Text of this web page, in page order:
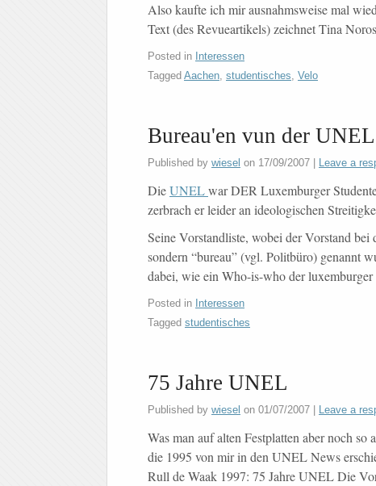
Also kaufte ich mir ausnahmsweise mal
Text (des Revueartikels) zeichnet Tina
Posted in Interessen
Tagged Aachen, studentisches, Velo
Bureau'en vun der
Published by wiesel on 17/09/2007 Leave a
DieUNELwar DER Luxemburger
zerbrach er leider an ideologischen
Seine Vorstandliste, wobei der Vorstand bei
sondern “bureau” (vgl. Politbüro) genannt
dabei, wie ein Who-is-who der
Posted in Interessen
Tagged studentisches
75 Jahre UNEL
Published by wiesel on 01/07/2007 Leave a
Was man auf alten Festplatten aber noch
die 1995 von mir in den UNEL News
Rull de Waak 1997: 75 Jahre UNEL Die